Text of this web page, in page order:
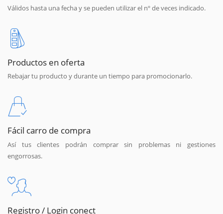
Válidos hasta una fecha y se pueden utilizar el nº de veces indicado.
Productos en oferta
Rebajar tu producto y durante un tiempo para promocionarlo.
Fácil carro de compra
Así tus clientes podrán comprar sin problemas ni gestiones
engorrosas.
Registro / Login conect